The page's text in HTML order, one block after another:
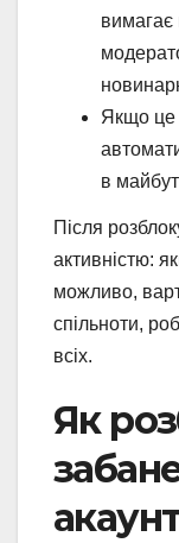
вимагає
Якщо це
в
Після
активністю:
можливо,
спільноти,
всіх.
Як